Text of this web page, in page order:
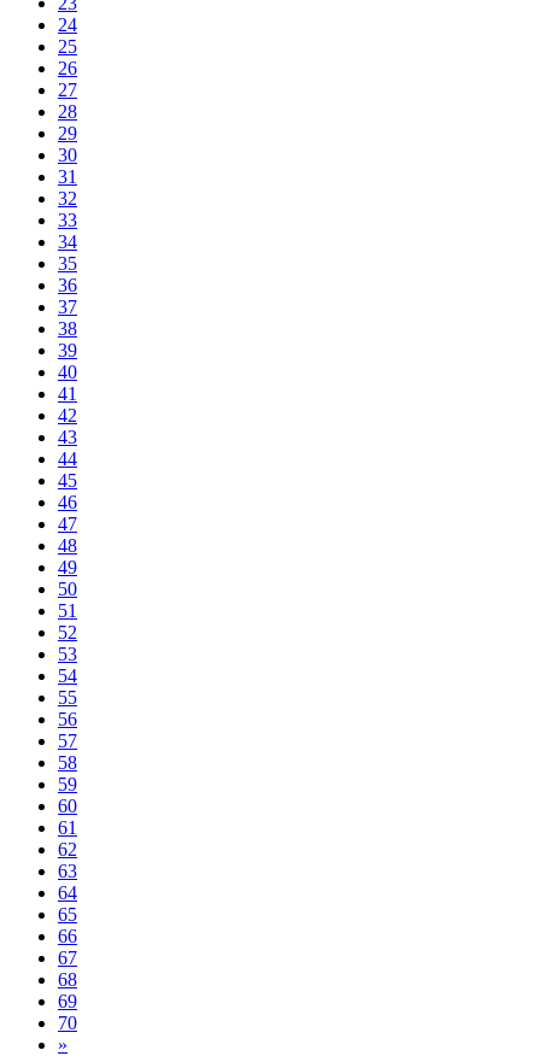
24
25
26
27
28
29
30
31
32
33
34
35
36
37
38
39
40
41
42
43
44
45
46
47
48
49
50
51
52
53
54
55
56
57
58
59
60
61
62
63
64
65
66
67
68
69
70
»